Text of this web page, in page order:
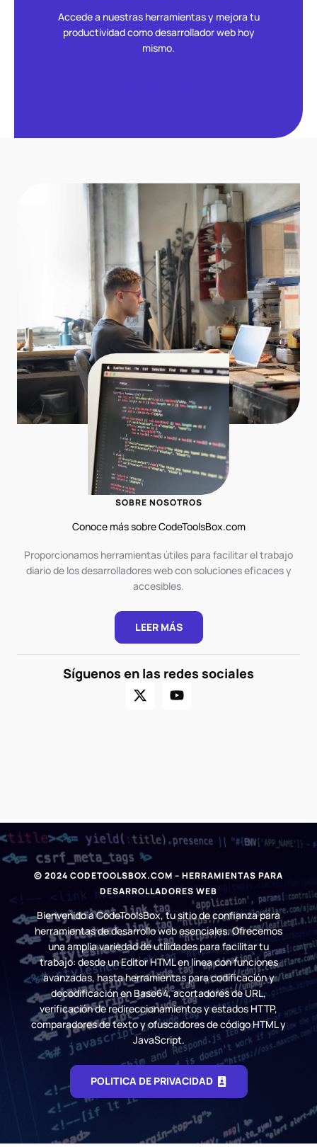
Accede a nuestras herramientas y mejora tu
productividad como desarrollador web hoy
mismo.
SOBRE NOSOTROS
Conoce más sobre CodeToolsBox.com
Proporcionamos herramientas útiles para facilitar el trabajo
diario de los desarrolladores web con soluciones eficaces y
accesibles.
LEER MÁS
Síguenos en las redes sociales
© 2024 CODETOOLSBOX.COM – HERRAMIENTAS PARA
DESARROLLADORES WEB
Bienvenido a CodeToolsBox, tu sitio de confianza para
herramientas de desarrollo web esenciales. Ofrecemos
una amplia variedad de utilidades para facilitar tu
trabajo: desde un Editor HTML en línea con funciones
avanzadas, hasta herramientas para codificación y
decodificación en Base64, acortadores de URL,
verificación de redireccionamientos y estados HTTP,
comparadores de texto y ofuscadores de código HTML y
JavaScript.
POLITICA DE PRIVACIDAD